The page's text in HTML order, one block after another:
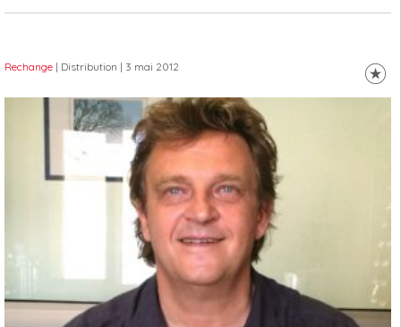
Rechange | Distribution | 3 mai 2012